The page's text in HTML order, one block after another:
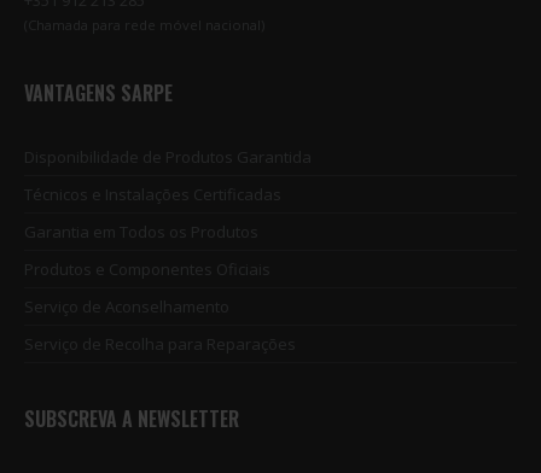
(Chamada para rede móvel nacional)
VANTAGENS SARPE
Disponibilidade de Produtos Garantida
Técnicos e Instalações Certificadas
Garantia em Todos os Produtos
Produtos e Componentes Oficiais
Serviço de Aconselhamento
Serviço de Recolha para Reparações
SUBSCREVA A NEWSLETTER